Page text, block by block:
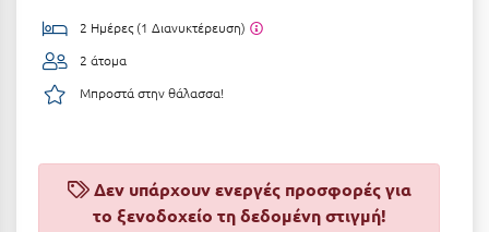
Αμφίκλεια
Ανάβυσσος
Αράχωβα
Ένα Γεύμα
Δύο Γεύματα + Ποτά
Ξενοδοχεία 1 Αστέρι
Ξενοδοχεία 2 Αστέρων
2 Ημέρες (1 Διανυκτέρευση)
2 άτομα
Μπροστά στην θάλασσα!
Δεν υπάρχουν ενεργές προσφορές για
το ξενοδοχείο τη δεδομένη στιγμή!